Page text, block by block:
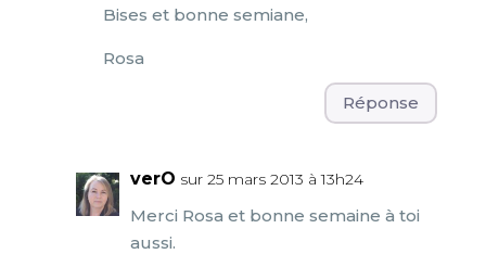
Bises et bonne semiane,
Rosa
Réponse
verO sur 25 mars 2013 à 13h24
Merci Rosa et bonne semaine à toi
aussi.